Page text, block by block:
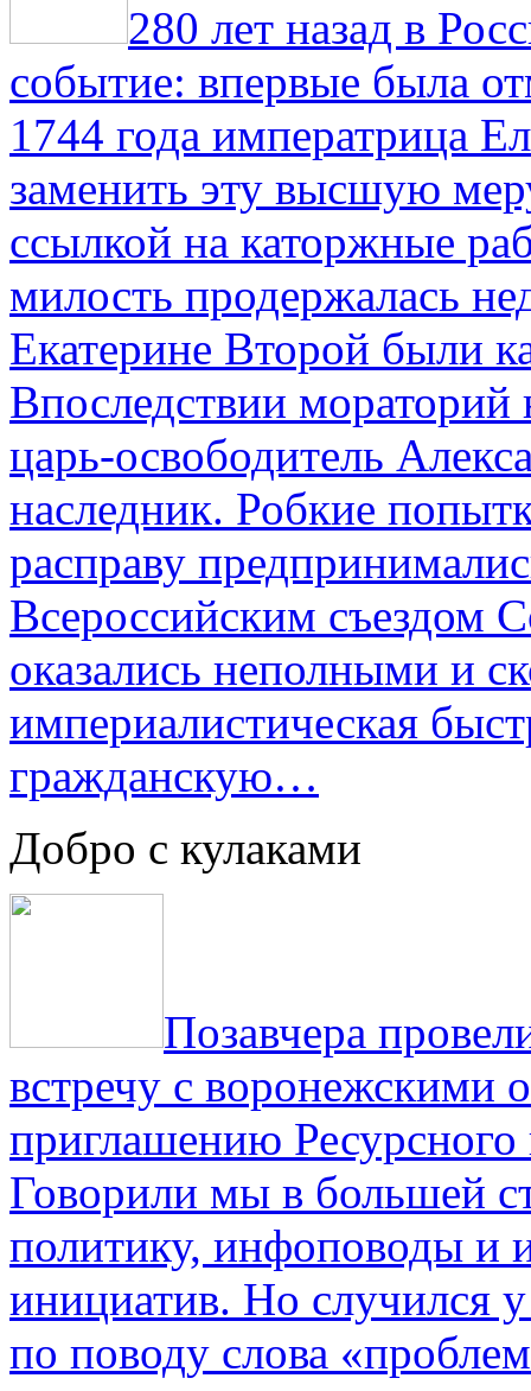
280 лет назад в
событие: впервые была
1744 года императрица
заменить эту высшую
ссылкой на каторжные
милость продержалась
Екатерине Второй были
Впоследствии мораторий
царь-освободитель
наследник. Робкие
расправу
Всероссийским съездом
оказались неполными и
империалистическая
гражданскую…
Добро с кулаками
Позавчера
встречу с воронежскими
приглашению
Говорили мы в большей
политику, инфоповоды
инициатив. Но случился
по поводу слова